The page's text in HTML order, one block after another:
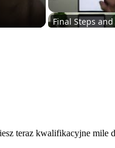
teraz kwalifikacyjne mile